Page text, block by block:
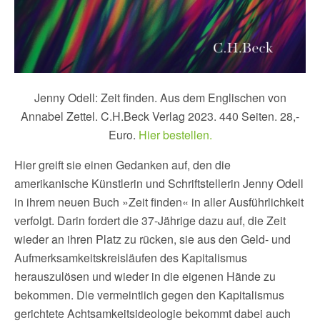
Jenny Odell: Zeit finden. Aus dem Englischen von
Annabel Zettel. C.H.Beck Verlag 2023. 440 Seiten. 28,-
Euro. Hier bestellen.
Hier greift sie einen Gedanken auf, den die
amerikanische Künstlerin und Schriftstellerin Jenny Odell
in ihrem neuen Buch »Zeit finden« in aller Ausführlichkeit
verfolgt. Darin fordert die 37-Jährige dazu auf, die Zeit
wieder an ihren Platz zu rücken, sie aus den Geld- und
Aufmerksamkeitskreisläufen des Kapitalismus
herauszulösen und wieder in die eigenen Hände zu
bekommen. Die vermeintlich gegen den Kapitalismus
gerichtete Achtsamkeitsideologie bekommt dabei auch